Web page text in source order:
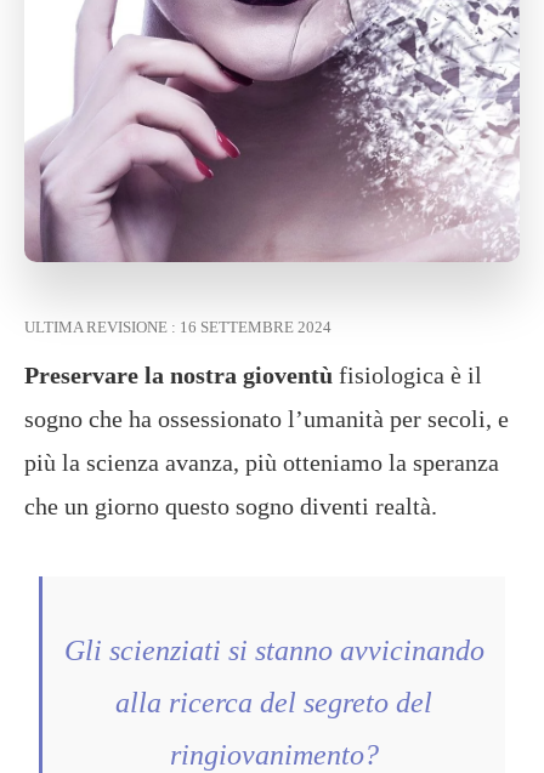
ULTIMA REVISIONE : 16 SETTEMBRE 2024
Preservare la nostra gioventù fisiologica è il
sogno che ha ossessionato l’umanità per secoli, e
più la scienza avanza, più otteniamo la speranza
che un giorno questo sogno diventi realtà.
Gli scienziati si stanno avvicinando
alla ricerca del segreto del
ringiovanimento?